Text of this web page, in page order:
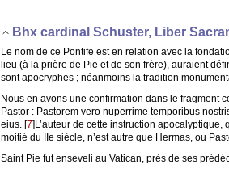
Bhx cardinal Schuster, Liber
Le nom de ce Pontife est en relation avec la
lieu (à la prière de Pie et de son frère), auraient
sont apocryphes ; néanmoins la tradition
Nous en avons une confirmation dans le fragment
Pastor : Pastorem vero nuperrime temporibus
eius. [7] L’auteur de cette instruction
moitié du IIe siècle, n’est autre que Hermas, ou
Saint Pie fut enseveli au Vatican, près de ses